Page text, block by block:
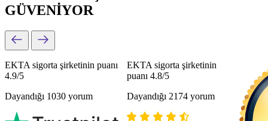
GÜVENİYOR
EKTA sigorta şirketinin puanı
4.9/5
Dayandığı 1030 yorum
EKTA sigorta şirketinin
puanı 4.8/5
Dayandığı 2174 yorum